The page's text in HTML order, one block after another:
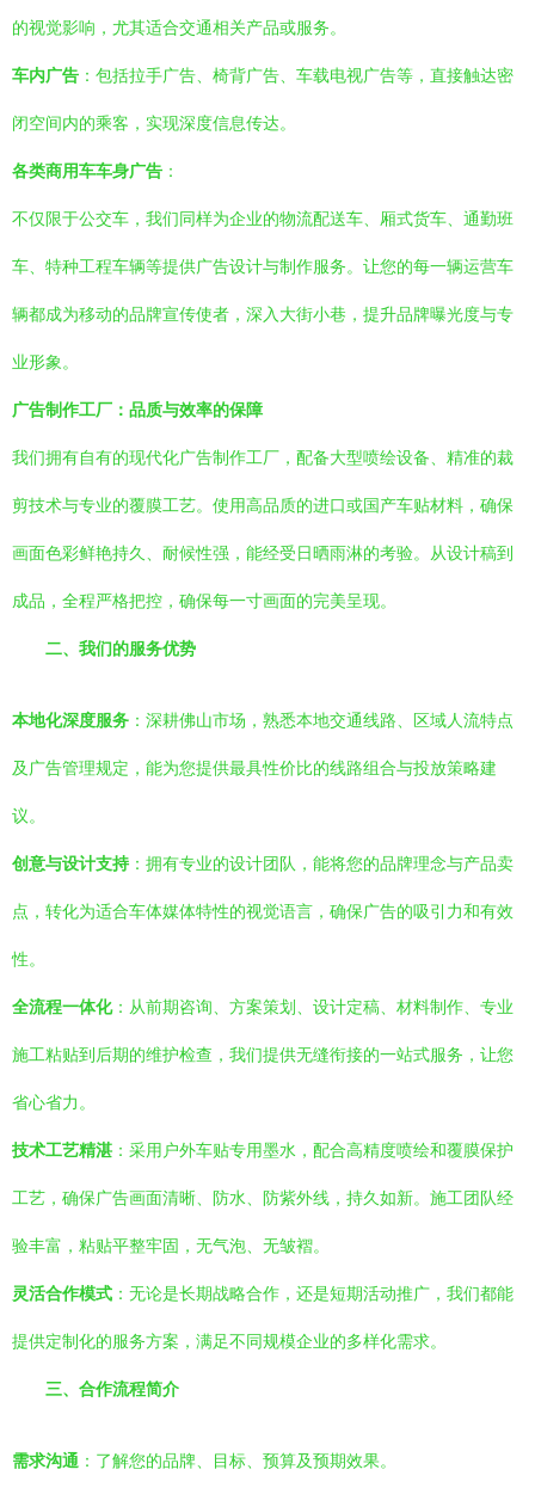
的视觉影响，尤其适合交通相关产品或服务。
车内广告 ：包括拉手广告、椅背广告、车载电视广告等，直接触达密
闭空间内的乘客，实现深度信息传达。
各类商用车车身广告 ：
不仅限于公交车，我们同样为企业的物流配送车、厢式货车、通勤班
车、特种工程车辆等提供广告设计与制作服务。让您的每一辆运营车
辆都成为移动的品牌宣传使者，深入大街小巷，提升品牌曝光度与专
业形象。
广告制作工厂：品质与效率的保障
我们拥有自有的现代化广告制作工厂，配备大型喷绘设备、精准的裁
剪技术与专业的覆膜工艺。使用高品质的进口或国产车贴材料，确保
画面色彩鲜艳持久、耐候性强，能经受日晒雨淋的考验。从设计稿到
成品，全程严格把控，确保每一寸画面的完美呈现。
二、我们的服务优势
本地化深度服务 ：深耕佛山市场，熟悉本地交通线路、区域人流特点
及广告管理规定，能为您提供最具性价比的线路组合与投放策略建
议。
创意与设计支持 ：拥有专业的设计团队，能将您的品牌理念与产品卖
点，转化为适合车体媒体特性的视觉语言，确保广告的吸引力和有效
性。
全流程一体化：从前期咨询、方案策划、设计定稿、材料制作、专业
施工粘贴到后期的维护检查，我们提供无缝衔接的一站式服务，让您
省心省力。
技术工艺精湛 ：采用户外车贴专用墨水，配合高精度喷绘和覆膜保护
工艺，确保广告画面清晰、防水、防紫外线，持久如新。施工团队经
验丰富，粘贴平整牢固，无气泡、无皱褶。
灵活合作模式 ：无论是长期战略合作，还是短期活动推广，我们都能
提供定制化的服务方案，满足不同规模企业的多样化需求。
三、合作流程简介
需求沟通 ：了解您的品牌、目标、预算及预期效果。